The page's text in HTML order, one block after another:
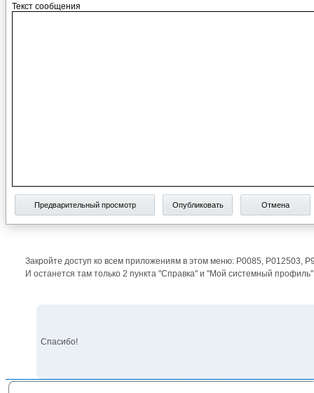
Текст сообщения
Предварительный просмотр Опубликовать Отмена
Закройте доступ ко всем приложениям в этом меню: P0085, P012503,
И останется там только 2 пункта "Справка" и "Мой системный профиль"
Спасибо!